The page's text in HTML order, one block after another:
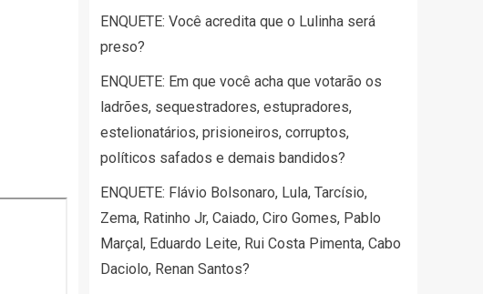
ENQUETE: Você acredita que o Lulinha será
preso?
ENQUETE: Em que você acha que votarão os
ladrões, sequestradores, estupradores,
estelionatários, prisioneiros, corruptos,
políticos safados e demais bandidos?
ENQUETE: Flávio Bolsonaro, Lula, Tarcísio,
Zema, Ratinho Jr, Caiado, Ciro Gomes, Pablo
Marçal, Eduardo Leite, Rui Costa Pimenta, Cabo
Daciolo, Renan Santos?